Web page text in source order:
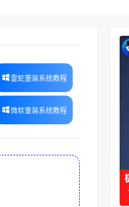
雷蛇重装系统教程
微软重装系统教程